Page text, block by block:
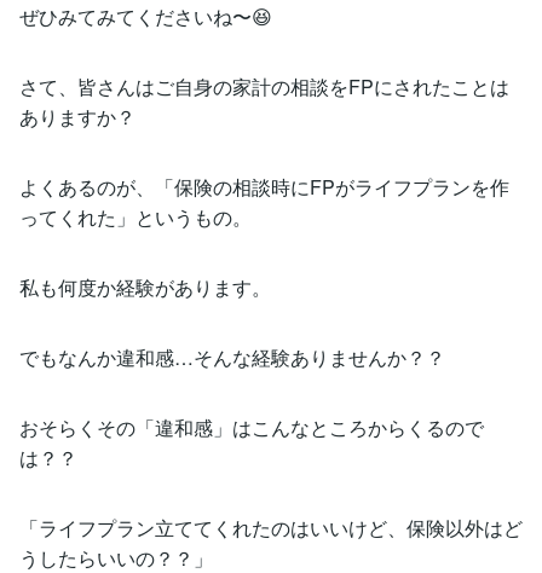
ぜひみてみてくださいね〜😆
さて、皆さんはご自身の家計の相談をFPにされたことは
ありますか？
よくあるのが、「保険の相談時にFPがライフプランを作
ってくれた」というもの。
私も何度か経験があります。
でもなんか違和感…そんな経験ありませんか？？
おそらくその「違和感」はこんなところからくるので
は？？
「ライフプラン立ててくれたのはいいけど、保険以外はど
うしたらいいの？？」